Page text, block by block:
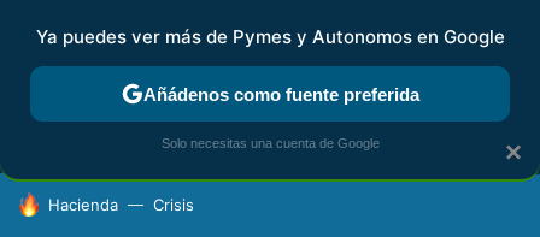
MENÚ NUEVO
FISCALIDAD Y CONTABILIDAD KIT DIGITAL
HOY SE HABLA DE
Hacienda Crisis
×
Ya puedes ver más de Pymes y Autonomos en Google
Añádenos como fuente preferida
Solo necesitas una cuenta de Google